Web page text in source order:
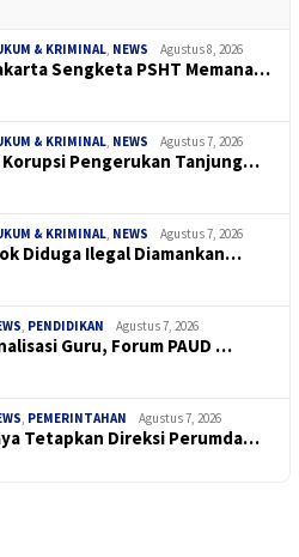
& KRIMINAL, NEWS Agustus 8, 2026
Sengketa PSHT Memana…
& KRIMINAL, NEWS Agustus 7, 2026
Korupsi Pengerukan Tanjung…
& KRIMINAL, NEWS Agustus 7, 2026
Diduga Ilegal Diamankan…
, PENDIDIKAN Agustus 7, 2026
Guru, Forum PAUD …
, PEMERINTAHAN Agustus 7, 2026
Tetapkan Direksi Perumda…